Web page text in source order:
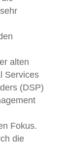
alten
Services
(DSP)
Fokus.
die